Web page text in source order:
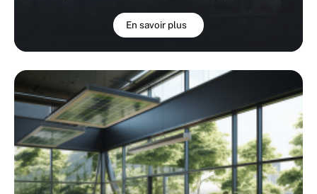
En savoir plus